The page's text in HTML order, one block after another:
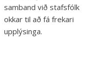
samband við stafsfólk
okkar til að fá frekari
upplýsinga.